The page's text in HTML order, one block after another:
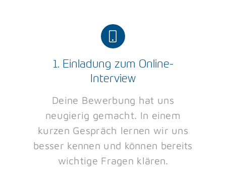
1. Einladung zum Online-
Interview
Deine Bewerbung hat uns
neugierig gemacht. In einem
kurzen Gespräch lernen wir uns
besser kennen und können bereits
wichtige Fragen klären.